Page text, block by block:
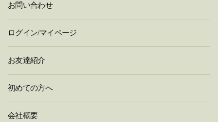
お問い合わせ
ログイン/マイページ
お友達紹介
初めての方へ
会社概要